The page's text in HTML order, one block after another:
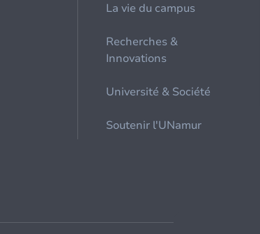
La vie du campus
Recherches &
Innovations
Université & Société
Soutenir l'UNamur